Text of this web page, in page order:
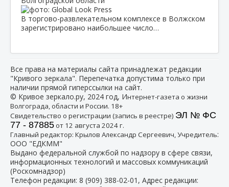
В торгово-развлекательном комплексе в Волжском
зарегистрировано наибольшее число…
Все права на материалы сайта принадлежат редакции
"Кривого зеркала". Перепечатка допустима только при
наличии прямой гиперссылки на сайт.
© Кривое зеркало.ру, 2024 год, Интернет-газета о жизни
Волгограда, области и России. 18+
Свидетельство о регистрации (запись в реестре) ЭЛ № ФС
77 - 87885от 12 августа 2024 г.
Главный редактор: Крылов Александр Сергеевич, Учредитель:
ООО "ЕДКММ"
Выдано федеральной службой по надзору в сфере связи,
информационных технологий и массовых коммуникаций
(Роскомнадзор)
Телефон редакции: 8 (909) 388-02-01 , Адрес редакции: